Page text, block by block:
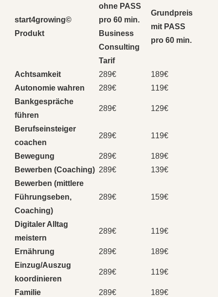
start4growing©
Produkt
ohne PASS
pro 60 min.
Business
Consulting
Tarif
Grundpreis
mit PASS
pro 60 min.
Achtsamkeit 289€
189€
Autonomie wahren
289€
119€
Bankgespräche
führen
289€ 129€
Berufseinsteiger
coachen
289€ 119€
Bewegung 289€
189€
Bewerben (Coaching) 289€
139€
Bewerben (mittlere
Führungseben,
Coaching)
289€ 159€
Digitaler Alltag
meistern
289€ 119€
Ernährung 289€
189€
Einzug/Auszug
koordinieren
289€ 119€
Familie 289€
189€